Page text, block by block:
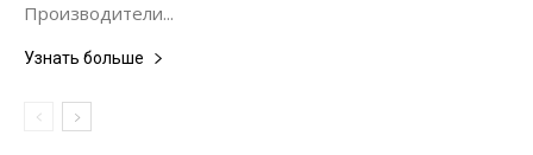
Производители...
Узнать больше